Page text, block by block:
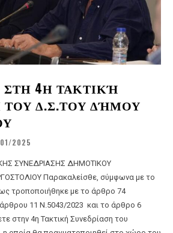
4Η ΤΑΚΤΙΚΉ
ΤΟΥ Δ.Σ.ΤΟΥ ΔΉΜΟΥ
2025
σύμφωνα με το
τροποποιήθηκε με το άρθρο 74
11 Ν.5043/2023 και το άρθρο 6
στην 4η Τακτική Συνεδρίαση του